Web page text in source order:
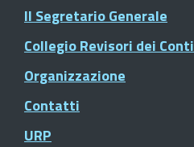
Il Segretario Generale
Collegio Revisori dei Conti
Organizzazione
Contatti
URP